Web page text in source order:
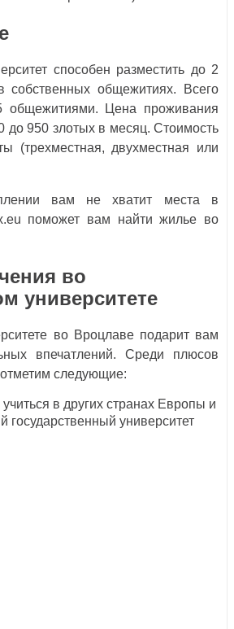
способен разместить до 2
собственных общежитиях. Всего
общежитиями. Цена проживания
до 950 злотых в месяц. Стоимость
(трехместная, двухместная или
вам не хватит места в
поможет вам найти жилье во
во
университете
во Вроцлаве подарит вам
впечатлений. Среди плюсов
следующие:
в других странах Европы и